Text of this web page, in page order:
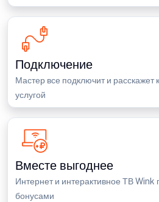
Подключение
Мастер все подключит и расскажет
услугой
Вместе выгоднее
Интернет и интерактивное ТВ Wink
бонусами